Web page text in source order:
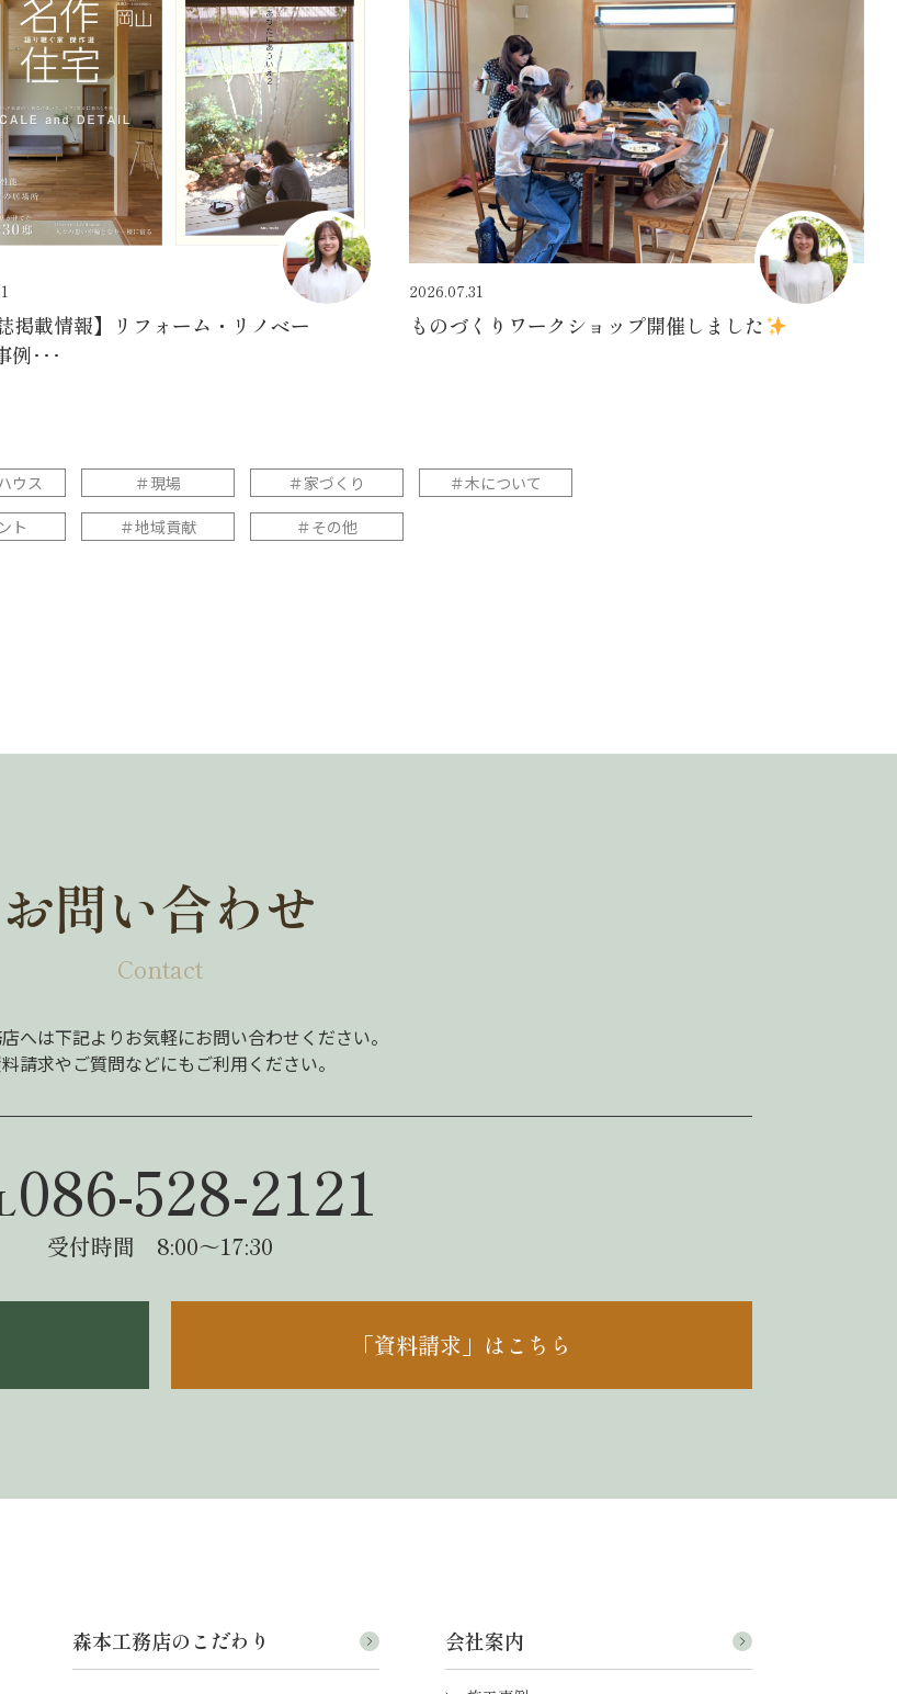
掲載情報】リフォーム・リノベー
例･･･
2026.07.31
ものづくりワークショップ開催しました
ウス ＃現場 ＃家づくり
＃木について
ト ＃地域貢献 ＃その他
お問い合わせ
Contact
へは下記よりお気軽にお問い合わせください。
請求やご質問などにもご利用ください。
086-528-2121
受付時間 8:00～17:30
「資料請求」はこちら
森本工務店のこだわり 会社案内